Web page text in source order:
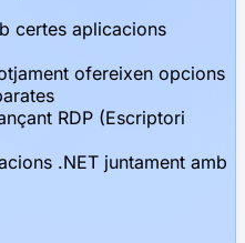
certes aplicacions
ofereixen opcions
RDP (Escriptori
.NET juntament amb